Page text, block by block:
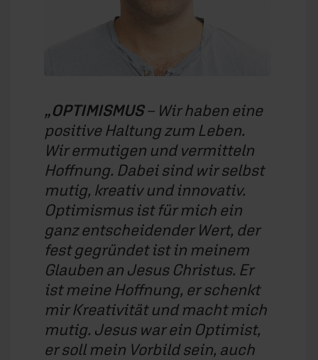
OPTIMISMUS– Wir haben eine
positive Haltung zum Leben.
Wir ermutigen und vermitteln
Hoffnung. Dabei sind wir selbst
mutig, kreativ und innovativ.
Optimismus ist für mich ein
ganz entscheidender Wert, der
fest gegründet ist in meinem
Glauben an Jesus Christus. Er
ist meine Hoffnung, er schenkt
mir Kreativität und macht mich
mutig. Jesus war ein Optimist,
er soll mein Vorbild sein, auch